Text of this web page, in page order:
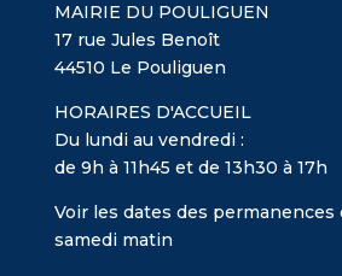
MAIRIE DU POULIGUEN
17 rue Jules Benoît
44510 Le Pouliguen
HORAIRES D'ACCUEIL
Du lundi au vendredi :
de 9h à 11h45 et de 13h30 à 17h
Voir les dates des permanences
samedi matin